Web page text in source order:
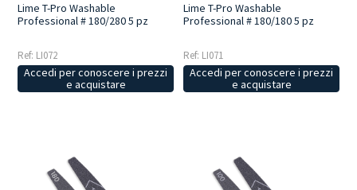
Lime T-Pro Washable
Professional # 180/280 5 pz
Ref: LI072
Accedi per conoscere i prezzi
e acquistare
Lime T-Pro Washable
Professional # 180/180 5 pz
Ref: LI071
Accedi per conoscere i prezzi
e acquistare